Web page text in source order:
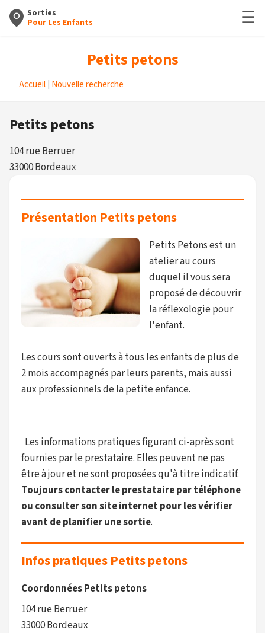
Sorties
Pour Les Enfants
☰
Petits petons
Accueil Nouvelle recherche
Petits petons
104 rue Berruer
33000 Bordeaux
Présentation Petits petons
Petits Petons est un
atelier au cours
duquel il vous sera
proposé de découvrir
la réflexologie pour
l'enfant.
Les cours sont ouverts à tous les enfants de plus de
2 mois accompagnés par leurs parents, mais aussi
aux professionnels de la petite enfance.
Les informations pratiques figurant ci-après sont
fournies par le prestataire. Elles peuvent ne pas
être à jour et ne sont proposées qu'à titre indicatif.
Toujours contacter le prestataire par téléphone
ou consulter son site internet pour les vérifier
avant de planifier une sortie.
Infos pratiques Petits petons
Coordonnées Petits petons
104 rue Berruer
33000 Bordeaux